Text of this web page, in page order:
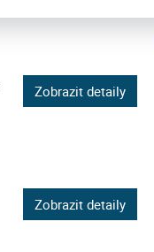
Zobrazit detaily
Zobrazit detaily